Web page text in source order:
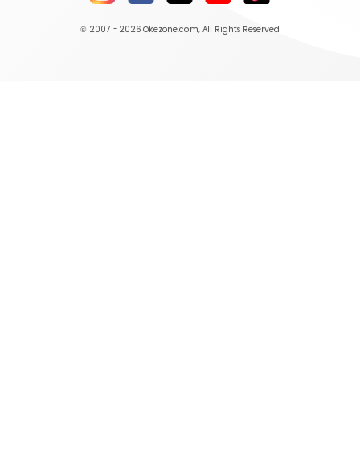
© 2007 - 2026 Okezone.com, All Rights Reserved